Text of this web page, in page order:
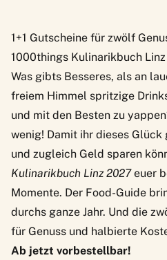
1+1 Gutscheine für zwölf
1000things Kulinarikbuch
Was gibts Besseres, als an
freiem Himmel spritzige
und mit den Besten zu
wenig! Damit ihr dieses
und zugleich Geld sparen
Kulinarikbuch Linz 2027euer
Momente. Der Food-Guide
durchs ganze Jahr. Und die
für Genuss und halbierte
Ab jetzt vorbestellbar!